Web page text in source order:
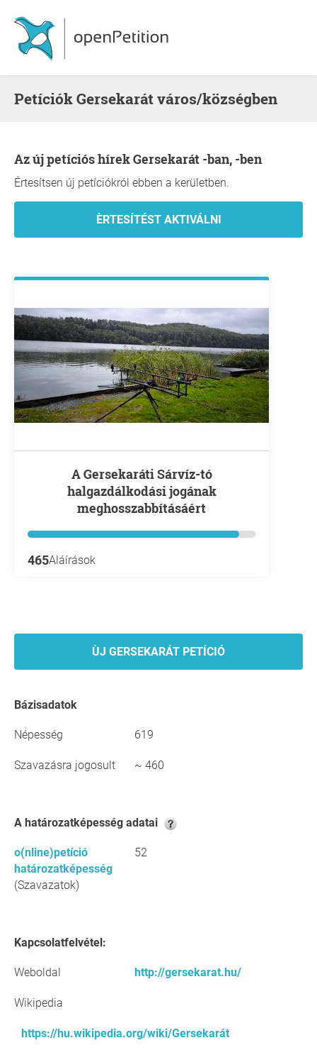
Petíciók Gersekarát város/községben
Az új petíciós hírek Gersekarát -ban, -ben
Értesítsen új petíciókról ebben a kerületben.
A Gersekaráti Sárvíz-tó
halgazdálkodási jogának
meghosszabbításáért
465Aláírások
ÙJ GERSEKARÁT PETÍCIÓ
Bázisadatok
Népesség 619
Szavazásra jogosult ~ 460
A határozatképesség adatai
o(nline)petíció
határozatképesség
(Szavazatok)
52
Kapcsolatfelvétel:
Weboldal http://gersekarat.hu/
Wikipedia
https://hu.wikipedia.org/wiki/Gersekarát